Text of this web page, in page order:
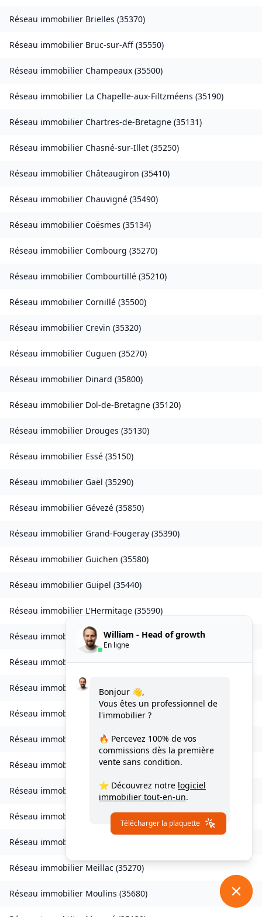
Réseau immobilier Brielles (35370)
Réseau immobilier Bruc-sur-Aff (35550)
Réseau immobilier Champeaux (35500)
Réseau immobilier La Chapelle-aux-Filtzméens (35190)
Réseau immobilier Chartres-de-Bretagne (35131)
Réseau immobilier Chasné-sur-Illet (35250)
Réseau immobilier Châteaugiron (35410)
Réseau immobilier Chauvigné (35490)
Réseau immobilier Coësmes (35134)
Réseau immobilier Combourg (35270)
Réseau immobilier Combourtillé (35210)
Réseau immobilier Cornillé (35500)
Réseau immobilier Crevin (35320)
Réseau immobilier Cuguen (35270)
Réseau immobilier Dinard (35800)
Réseau immobilier Dol-de-Bretagne (35120)
Réseau immobilier Drouges (35130)
Réseau immobilier Essé (35150)
Réseau immobilier Gaël (35290)
Réseau immobilier Gévezé (35850)
Réseau immobilier Grand-Fougeray (35390)
Réseau immobilier Guichen (35580)
Réseau immobilier Guipel (35440)
Réseau immobilier L'Hermitage (35590)
Réseau immobilierLaillé(35890
Réseau immobilierLandavran(35450)
Réseau immobilierLivré-sur-Changeon
Réseau immobilier Lohéac(35550)
Réseau immobilier Longaulnay(35190)
Réseau immobilier Loutehel(35330)
Réseau immobilier Louvigné-du-Désert(35420)
Réseau immobilier Martigné-Ferchaud
Réseau immobilier
Réseau immobilier Meillac (35270)
Réseau immobilier Moulins (35680)
William - Head of growth
En ligne
Bonjour 👋,
Vous êtes un professionnel de
l'immobilier ?
🔥 Percevez 100% de vos
commissions dès la première
vente sans condition.
⭐ Découvrez notre logiciel
immobilier tout-en-un.
Télécharger la plaquette